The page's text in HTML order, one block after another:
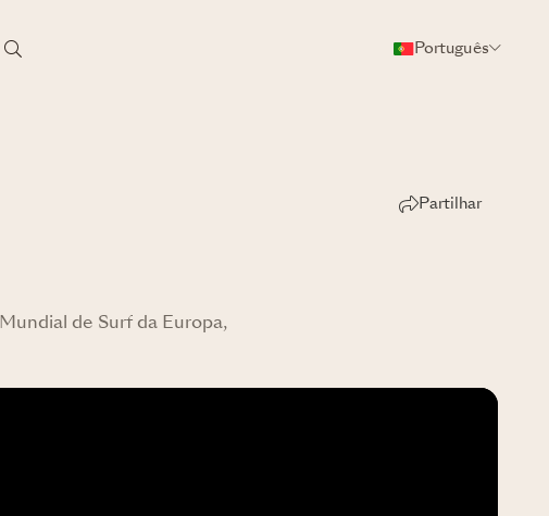
Português
Partilhar
de Surf da Europa,